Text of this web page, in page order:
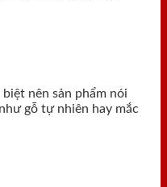
nên sản phẩm nói
gỗ tự nhiên hay mắc